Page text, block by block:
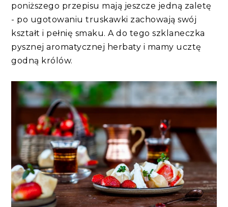
poniższego przepisu mają jeszcze jedną zaletę
- po ugotowaniu truskawki zachowają swój
kształt i pełnię smaku. A do tego szklaneczka
pysznej aromatycznej herbaty i mamy ucztę
godną królów.